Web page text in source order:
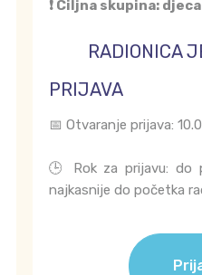
❗ Ciljna skupina:
RADIONICA
PRIJAVA
📅 Otvaranje prijava:
🕒 Rok za prijavu: do
najkasnije do početka